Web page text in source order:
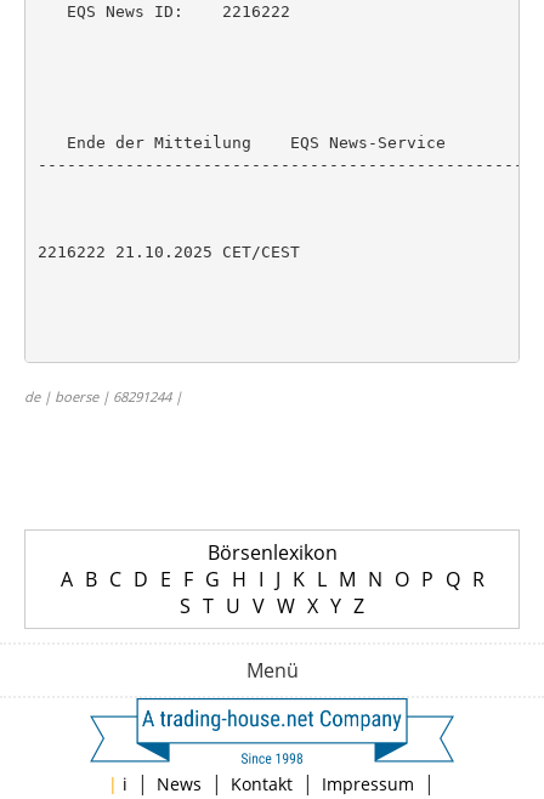
   EQS News ID:    2216222
   Ende der Mitteilung    EQS News-Service
2216222 21.10.2025 CET/CEST
de | boerse | 68291244 |
Börsenlexikon
A B C D E F G H I J K L M N O P Q R
S T U V W X Y Z
Menü
| i | News | Kontakt | Impressum |